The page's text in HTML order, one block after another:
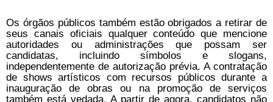
Os órgãos públicos também estão obrigados a retirar de
seus canais oficiais qualquer conteúdo que mencione
autoridades ou administrações que possam ser
candidatas, incluindo símbolos e slogans,
independentemente de autorização prévia. A contratação
de shows artísticos com recursos públicos durante a
inauguração de obras ou na promoção de serviços
também está vedada. A partir de agora, candidatos não